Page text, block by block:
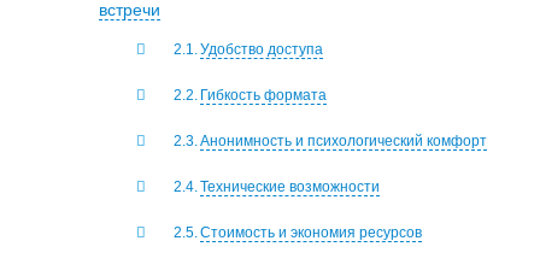
встречи
Удобство доступа
Гибкость формата
Анонимность и психологический комфорт
Технические возможности
Стоимость и экономия ресурсов